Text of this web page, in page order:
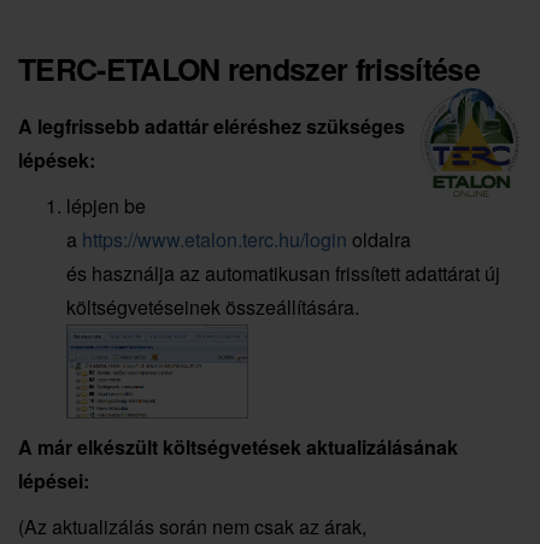
TERC-ETALON rendszer frissítése
A legfrissebb adattár eléréshez szükséges
lépések:
lépjen be
a https://www.etalon.terc.hu/login oldalra
és használja az automatikusan frissített adattárat új
költségvetéseinek összeállítására.
A már elkészült költségvetések aktualizálásának
lépései:
(Az aktualizálás során nem csak az árak,